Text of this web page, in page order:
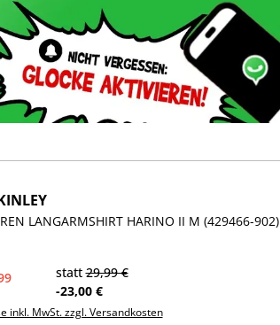
LANGARMSHIRT HARINO II M (429466-902)
statt29,99 €
-23,00 €
inkl. MwSt. zzgl. Versandkosten